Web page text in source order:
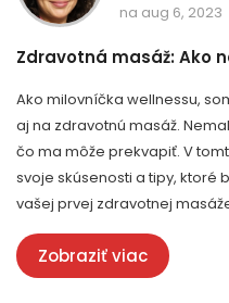
na aug 6, 2023
Zdravotná masáž: Ako
Ako milovníčka wellnessu,
aj na zdravotnú masáž.
čo ma môže prekvapiť. V
svoje skúsenosti a tipy, ktoré
vašej prvej zdravotnej
toho a zistiť, čo všetko môže
Zobraziť viac